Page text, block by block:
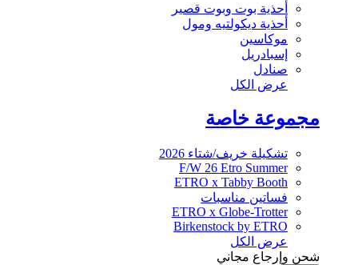
أحذية بوت وبوت قصير
أحذية ديكولتيه ومول
موكاسين
إسبادريل
صنادل
عرض الكل
مجموعة خاصة
تشكيلة خريف/شتاء 2026
F/W 26 Etro Summer
ETRO x Tabby Booth
فساتين مناسبات
ETRO x Globe-Trotter
Birkenstock by ETRO
عرض الكل
شحن وإرجاع مجاني